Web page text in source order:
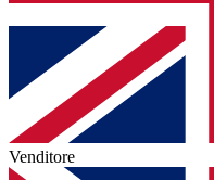
Venditore